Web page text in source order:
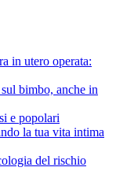
in utero operata:
bimbo, anche in
e popolari
la tua vita intima
del rischio